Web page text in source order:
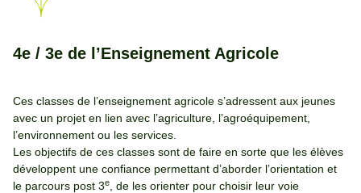
4e / 3e de l’Enseignement Agricole
Ces classes de l’enseignement agricole s’adressent aux jeunes
avec un projet en lien avec l’agriculture, l’agroéquipement,
l’environnement ou les services.
Les objectifs de ces classes sont de faire en sorte que les élèves
développent une confiance permettant d’aborder l’orientation et
le parcours post 3e
, de les orienter pour choisir leur voie